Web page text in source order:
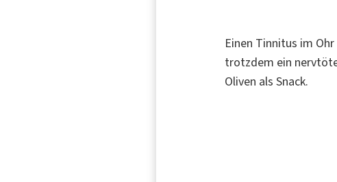
Einen Tinnitus im
trotzdem ein
Oliven als Snack.